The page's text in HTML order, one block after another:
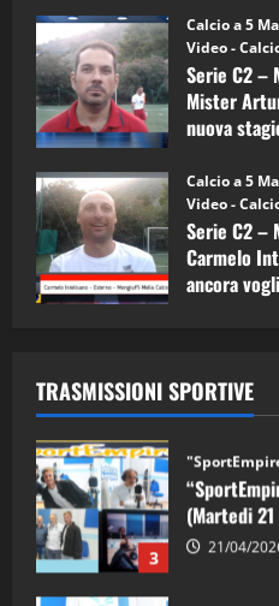
Calcio a 5
Video -
Serie C2 –
Mister
nuova
Calcio a 5
Video -
Serie C2 –
Carmelo
ancora
TRASMISSIONI SPORTIVE
5
(Martedi 07
08/04/
1
(Martedi 05
08/05/
2 28/04/2026
3
(Martedi
21/04/